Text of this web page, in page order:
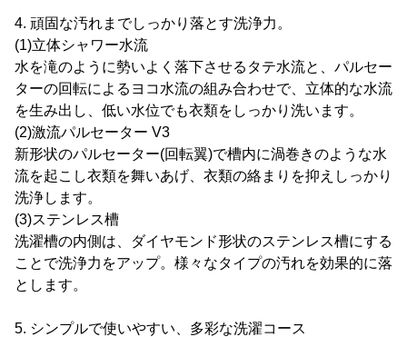
4. 頑固な汚れまでしっかり落とす洗浄力。
(1)立体シャワー水流
水を滝のように勢いよく落下させるタテ水流と、パルセー
ターの回転によるヨコ水流の組み合わせで、立体的な水流
を生み出し、低い水位でも衣類をしっかり洗います。
(2)激流パルセーター V3
新形状のパルセーター(回転翼)で槽内に渦巻きのような水
流を起こし衣類を舞いあげ、衣類の絡まりを抑えしっかり
洗浄します。
(3)ステンレス槽
洗濯槽の内側は、ダイヤモンド形状のステンレス槽にする
ことで洗浄力をアップ。様々なタイプの汚れを効果的に落
とします。
5. シンプルで使いやすい、多彩な洗濯コース